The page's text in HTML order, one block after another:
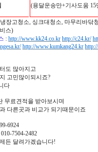
(용달운송만+기사도움 15
장고청소, 싱크대청소, 마무리바닦
스)
: http://www.kk24.co.kr http://c24.kr/
http://www.kumkang24.kr
도 많아지고
고민많이되시죠?
다
무료견적을 받아보시며
다른곳과 비교가 되기때문이죠
6924
7504-2482
든 달려가겠습니다!